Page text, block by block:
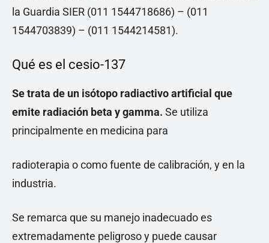
la Guardia SIER (011 1544718686) – (011
1544703839) – (011 1544214581).
Qué es el cesio-137
Se trata de un isótopo radiactivo artificial que
emite radiación beta y gamma. Se utiliza
principalmente en medicina para
radioterapia o como fuente de calibración, y en la
industria.
Se remarca que su manejo inadecuado es
extremadamente peligroso y puede causar